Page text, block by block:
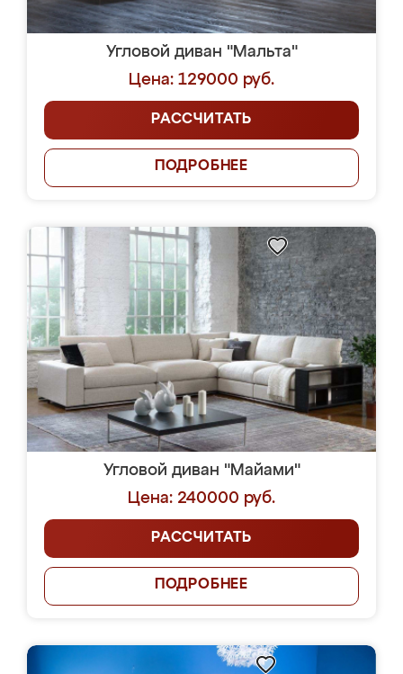
Угловой диван "Мальта"
Цена: 129000 руб.
РАССЧИТАТЬ
ПОДРОБНЕЕ
Угловой диван "Майами"
Цена: 240000 руб.
РАССЧИТАТЬ
ПОДРОБНЕЕ